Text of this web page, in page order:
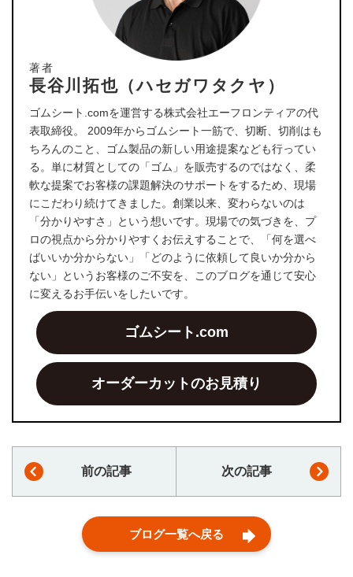
著者
長谷川拓也（ハセガワタクヤ）
ゴムシート.comを運営する株式会社エーフロンティアの代
表取締役。 2009年からゴムシート一筋で、切断、切削はも
ちろんのこと、ゴム製品の新しい用途提案なども行ってい
る。単に材質としての「ゴム」を販売するのではなく、柔
軟な提案でお客様の課題解決のサポートをするため、現場
にこだわり続けてきました。創業以来、変わらないのは
「分かりやすさ」という想いです。現場での気づきを、プ
ロの視点から分かりやすくお伝えすることで、「何を選べ
ばいいか分からない」「どのように依頼して良いか分から
ない」というお客様のご不安を、このブログを通じて安心
に変えるお手伝いをしたいです。
ゴムシート.com
オーダーカットのお見積り
前の記事 次の記事
ブログ一覧へ戻る